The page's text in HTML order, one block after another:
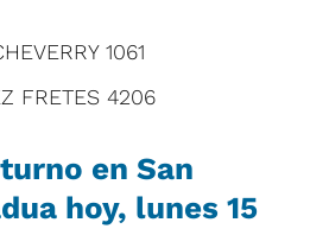
1061
FRETES 4206
en San
hoy, lunes 15